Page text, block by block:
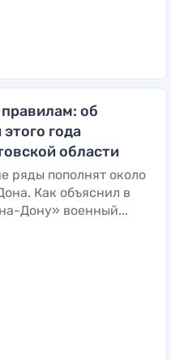
об
года
области
ряды пополнят около
Как объяснил в
Дону» военный...